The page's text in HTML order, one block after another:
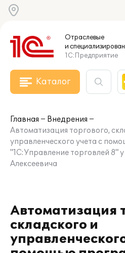
Отраслевые
и
1С:Предприятие
Каталог
Главная
Внедрения
Автоматизация торгового,
управленческого учета с
"1С:Управление торговлей 8"
Алексеевича
Автоматизация
складского и